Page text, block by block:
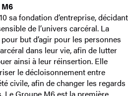
sa fondation d’entreprise, décidant
de l’univers carcéral. La
but d’agir pour les personnes
dans leur vie, afin de lutter
ainsi à leur réinsertion. Elle
le décloisonnement entre
civile, afin de changer les regards